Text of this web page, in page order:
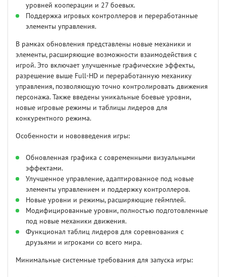
уровней кооперации и 27 боевых.
Поддержка игровых контроллеров и переработанные
элементы управления.
В рамках обновления представлены новые механики и
элементы, расширяющие возможности взаимодействия с
игрой. Это включает улучшенные графические эффекты,
разрешение выше Full-HD и переработанную механику
управления, позволяющую точно контролировать движения
персонажа. Также введены уникальные боевые уровни,
новые игровые режимы и таблицы лидеров для
конкурентного режима.
Особенности и нововведения игры:
Обновленная графика с современными визуальными
эффектами.
Улучшенное управление, адаптированное под новые
элементы управлением и поддержку контроллеров.
Новые уровни и режимы, расширяющие геймплей.
Модифицированные уровни, полностью подготовленные
под новые механики движения.
Функционал таблиц лидеров для соревнования с
друзьями и игроками со всего мира.
Минимальные системные требования для запуска игры: